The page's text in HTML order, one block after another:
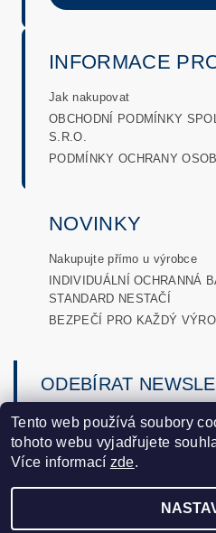
INFORMACE
Jak nakupovat
OBCHODNÍ PODMÍNKY
S.R.O.
PODMÍNKY OCHRANY
NOVINKY
Nakupujte přímo u výrobce
INDIVIDUÁLNÍ OCHRANNÁ
STANDARD NESTAČÍ
BEZPEČÍ PRO KAŽDÝ
ODEBÍRAT
Vložením e-mailu souhlasíte s
údajů .
Tento web používá soubory
tohoto webu vyjadřujete
Více informací zde.